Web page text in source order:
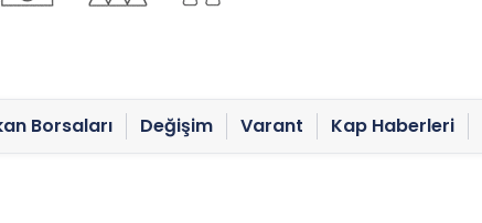
Borsaları Değişim Varant Kap Haberleri